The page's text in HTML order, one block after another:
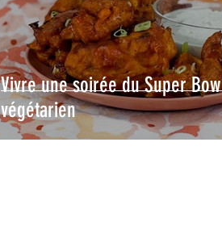
Vivre une soirée du Super
végétarien